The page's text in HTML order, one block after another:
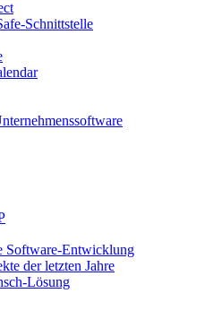
Schnittstelle
Software-Entwicklung
der letzten Jahre
Lösung